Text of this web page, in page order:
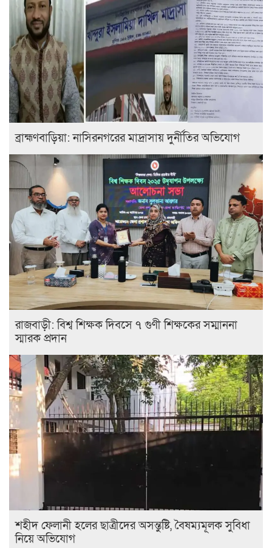
ব্রাহ্মণবাড়িয়া: নাসিরনগরের মাদ্রাসায় দুর্নীতির অভিযোগ
রাজবাড়ী: বিশ্ব শিক্ষক দিবসে ৭ গুণী শিক্ষকের সম্মাননা
স্মারক প্রদান
শহীদ ফেলানী হলের ছাত্রীদের অসন্তুষ্টি, বৈষম্যমূলক সুবিধা
নিয়ে অভিযোগ